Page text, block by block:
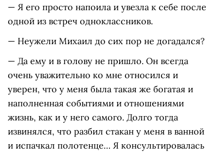
— Я его просто напоила и увезла к себе после
одной из встреч одноклассников.
— Неужели Михаил до сих пор не догадался?
— Да ему и в голову не пришло. Он всегда
очень уважительно ко мне относился и
уверен, что у меня была такая же богатая и
наполненная событиями и отношениями
жизнь, как и у него самого. Долго тогда
извинялся, что разбил стакан у меня в ванной
и испачкал полотенце… Я консультировалась